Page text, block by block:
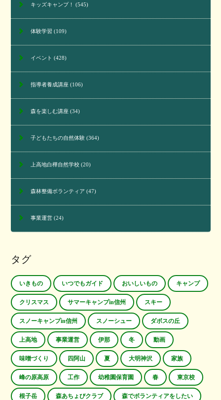
キッズキャンプ！ (545)
体験学習 (109)
イベント (428)
指導者養成講座(106)
森を楽しむ講座(34)
子どもたちの自然体験(364)
上高地白樺自然学校(20)
森林整備ボランティア (47)
事業運営(24)
タグ
いきもの いつでもガイド おいしいもの キャンプ
クリスマス サマーキャンプin信州 スキー
スノーキャンプin信州 スノーシュー ダボスの丘
上高地 事業運営 伊那 冬 動画
味噌づくり 四阿山 夏 大明神沢 家族
峰の原高原 工作 幼稚園保育園 春 東京校
根子岳 森あちょびクラブ 森でボランティアをしたい